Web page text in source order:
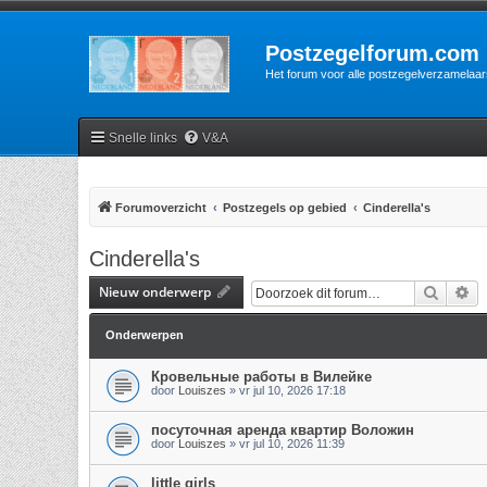
Postzegelforum.com
Het forum voor alle
Snelle links V&A
Forumoverzicht Postzegels op gebied Cinderella's
Cinderella's
Nieuw onderwerp Zoek
Onderwerpen
Кровельные работы в Вилейке
door Louiszes » vr jul 10, 2026 17:18
посуточная аренда квартир Воложин
door Louiszes » vr jul 10, 2026 11:39
little girls